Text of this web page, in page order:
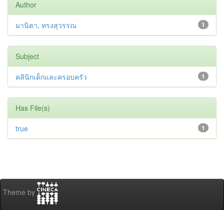
Author
1
มานิตา, ทรงสุวรรณ
Subject
1
คลินิกเด็กและครอบครัว
Has File(s)
1
true
Theme by